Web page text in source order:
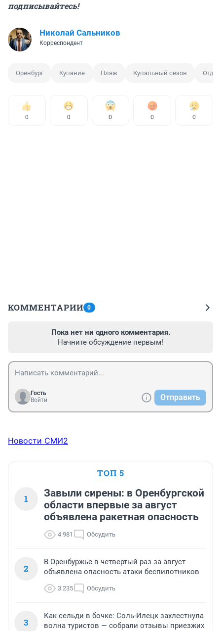
подписывайтесь!
Николай Сальников
Корреспондент
Оренбург Купание Пляж Купальный сезон Отдых
0 0 0 0 0
КОММЕНТАРИИ 0
Пока нет ни одного комментария.
Начните обсуждение первым!
Гость
Войти
Отправить
Новости СМИ2
ТОП 5
1
Завыли сирены: в Оренбургской
области впервые за август
объявлена ракетная опасность
4 981 Обсудить
2
В Оренбуржье в четвертый раз за август
объявлена опасность атаки беспилотников
3 235 Обсудить
3
Как сельди в бочке: Соль-Илецк захлестнула
волна туристов — собрали отзывы приезжих